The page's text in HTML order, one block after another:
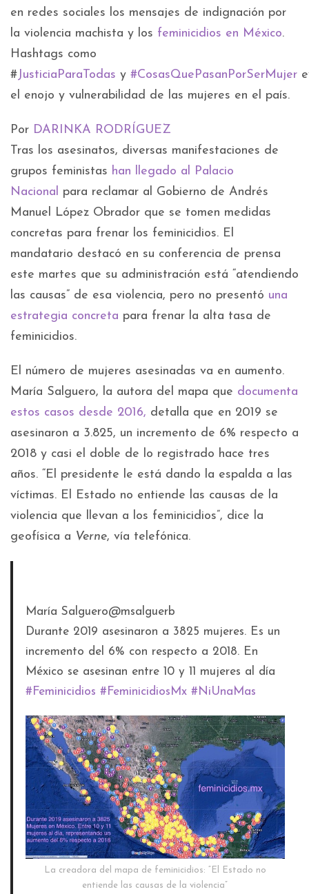
en redes sociales los mensajes de indignación por
la violencia machista y los feminicidios en México.
Hashtags como
#JusticiaParaTodas y #CosasQuePasanPorSerMujer
el enojo y vulnerabilidad de las mujeres en el país.
Por DARINKA RODRÍGUEZ
Tras los asesinatos, diversas manifestaciones de
grupos feministas han llegado al Palacio
Nacional para reclamar al Gobierno de Andrés
Manuel López Obrador que se tomen medidas
concretas para frenar los feminicidios. El
mandatario destacó en su conferencia de prensa
este martes que su administración está “atendiendo
las causas” de esa violencia, pero no presentó una
estrategia concreta para frenar la alta tasa de
feminicidios.
El número de mujeres asesinadas va en aumento.
María Salguero, la autora del mapa que documenta
estos casos desde 2016, detalla que en 2019 se
asesinaron a 3.825, un incremento de 6% respecto a
2018 y casi el doble de lo registrado hace tres
años. “El presidente le está dando la espalda a las
víctimas. El Estado no entiende las causas de la
violencia que llevan a los feminicidios”, dice la
geofísica a Verne, vía telefónica.
María Salguero@msalguerb
Durante 2019 asesinaron a 3825 mujeres. Es un
incremento del 6% con respecto a 2018. En
México se asesinan entre 10 y 11 mujeres al día
# Feminicidios # FeminicidiosMx # NiUnaMas
La creadora del mapa de feminicidios: “El Estado no
entiende las causas de la violencia”